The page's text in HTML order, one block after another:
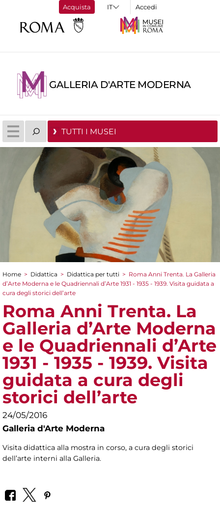
Acquista Accedi
GALLERIA D'ARTE MODERNA
TUTTI I MUSEI
Tu sei qui
Home > Didattica > Didattica per tutti > Roma Anni Trenta. La Galleria
d’Arte Moderna e le Quadriennali d’Arte 1931 - 1935 - 1939. Visita guidata a
cura degli storici dell’arte
Roma Anni Trenta. La
Galleria d’Arte Moderna
e le Quadriennali d’Arte
1931 - 1935 - 1939. Visita
guidata a cura degli
storici dell’arte
24/05/2016
Galleria d'Arte Moderna
Visita didattica alla mostra in corso, a cura degli storici
dell’arte interni alla Galleria.